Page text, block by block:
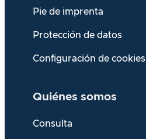
Pie de imprenta
Protección de datos
Configuración de cookies
Quiénes somos
Consulta